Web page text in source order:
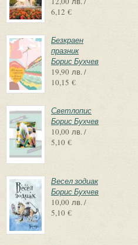
6,12 €
Безкраен
празник
Борис Бухчев
19,90 лв. /
10,15 €
Светлопис
Борис Бухчев
10,00 лв. /
5,10 €
Весел зодиак
Борис Бухчев
10,00 лв. /
5,10 €